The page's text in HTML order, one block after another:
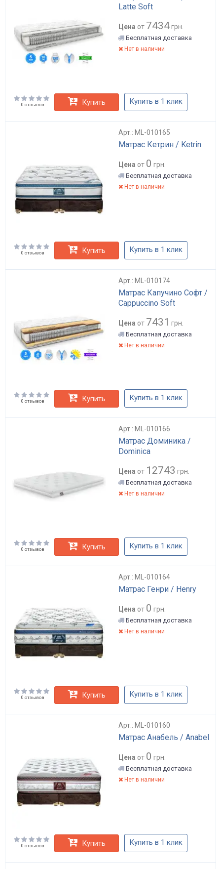
Latte Soft
Цена от 7434грн.
Бесплатная доставка
Нет в наличии
0 отзывов Купить Купить в 1 клик
Арт.: ML-010165
Матрас Кетрин / Ketrin
Цена от 0 грн.
Бесплатная доставка
Нет в наличии
0 отзывов Купить Купить в 1 клик
Арт.: ML-010174
Матрас Капучино Софт /
Cappuccino Soft
Цена от 7431 грн.
Бесплатная доставка
Нет в наличии
0 отзывов Купить Купить в 1 клик
Арт.: ML-010166
Матрас Доминика /
Dominica
Цена от 12743 грн.
Бесплатная доставка
Нет в наличии
0 отзывов Купить Купить в 1 клик
Арт.: ML-010164
Матрас Генри / Henry
Цена от 0 грн.
Бесплатная доставка
Нет в наличии
0 отзывов Купить Купить в 1 клик
Арт.: ML-010160
Матрас Анабель / Anabel
Цена от 0 грн.
Бесплатная доставка
Нет в наличии
0 отзывов Купить Купить в 1 клик